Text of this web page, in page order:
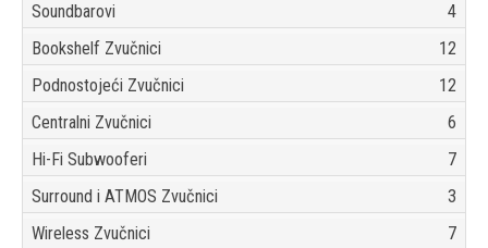
Soundbarovi
4
Bookshelf Zvučnici
12
Podnostojeći Zvučnici
12
Centralni Zvučnici
6
Hi-Fi Subwooferi
7
Surround i ATMOS Zvučnici
3
Wireless Zvučnici
7